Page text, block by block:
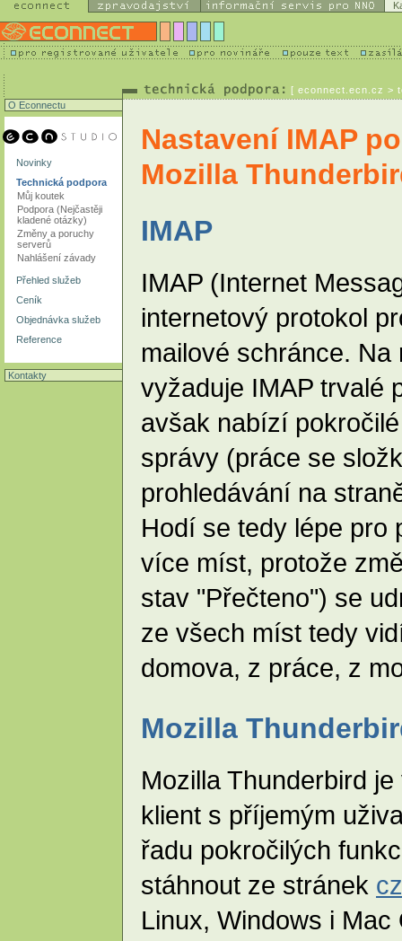
[ econnect.ecn.cz >
O Econnectu
Novinky
Technická podpora
Můj koutek
Podpora (Nejčastěji
kladené otázky)
Změny a poruchy
serverů
Nahlášení závady
Přehled služeb
Ceník
Objednávka služeb
Reference
Kontakty
Nastavení IMAP
Mozilla
IMAP
IMAP (Internet
internetový protokol
mailové schránce.
vyžaduje IMAP trvalé
avšak nabízí
správy (práce se
prohledávání na
Hodí se tedy lépe pro
více míst, protože
stav "Přečteno") se
ze všech míst tedy
domova, z práce, z
Mozilla
Mozilla Thunderbird
klient s příjemým
řadu pokročilých
stáhnout ze stránek
Linux, Windows i Mac